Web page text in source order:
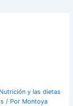
y las dietas
/ Por Montoya